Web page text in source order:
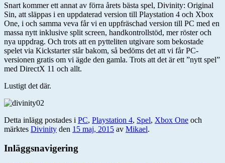
Snart kommer ett annat av förra årets bästa spel, Divinity: Original
Sin, att släppas i en uppdaterad version till Playstation 4 och Xbox
One, i och samma veva får vi en uppfräschad version till PC med en
massa nytt inklusive split screen, handkontrollstöd, mer röster och
nya uppdrag. Och trots att en pytteliten utgivare som bekostade
spelet via Kickstarter står bakom, så bedöms det att vi får PC-
versionen gratis om vi ägde den gamla. Trots att det är ett ”nytt spel”
med DirectX 11 och allt.
Lustigt det där.
Detta inlägg postades i PC, Playstation 4, Spel, Xbox One och
märktes Divinity den 15 maj, 2015 av Mikael.
Inläggsnavigering